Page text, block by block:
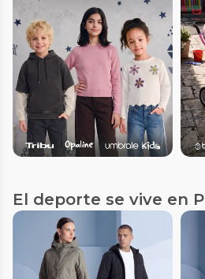
El deporte se vive en